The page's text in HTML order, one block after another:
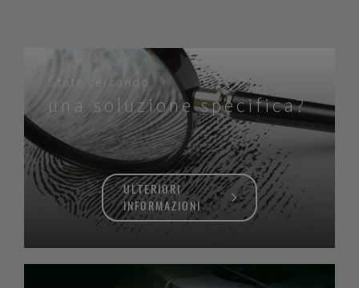
State cercando
una soluzione specifica?
ULTERIORI
INFORMAZIONI